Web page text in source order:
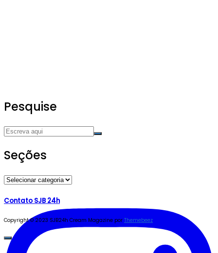
Pesquise
Seções
Seções
Contato SJB 24h
Copyright © 2023 SJB24h Cream Magazine por Themebeez